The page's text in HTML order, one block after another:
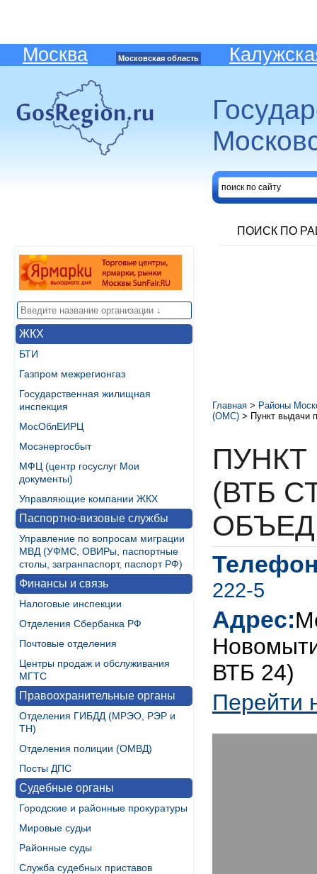
Москва Московская область
ПОИСК ПО
ЖКХ
БТИ
Газпром межрегионгаз
Государственная жилищная
инспекция
МосОблЕИРЦ
Мосэнергосбыт
МФЦ (центр госуслуг Мои
документы)
Управляющие компании ЖКХ
Паспортно-визовые службы
Управление по вопросам миграции
МВД (УФМС, ОВИРы, паспортные
столы, загранпаспорт, паспорт РФ)
Финансы и связь
Налоговые инспекции
Отделения Сбербанка РФ
Почтовые отделения
Центры продаж и обслуживания
МГТС
Правоохранительные органы
Отделения ГИБДД (МРЭО, РЭР и
ТН)
Отделения полиции (ОМВД)
Посты ДПС
Судебные органы
Городские и районные прокуратуры
Мировые судьи
Районные суды
Служба судебных приставов
Главная > Районы
(ОМС) > Пункт выдачи
(ВТБ
222-5
Адрес:
ВТБ 24)
Перейти